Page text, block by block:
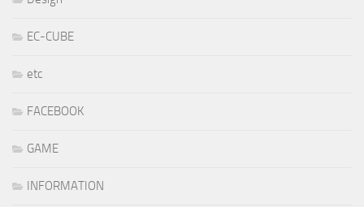
EC-CUBE
etc
FACEBOOK
GAME
INFORMATION